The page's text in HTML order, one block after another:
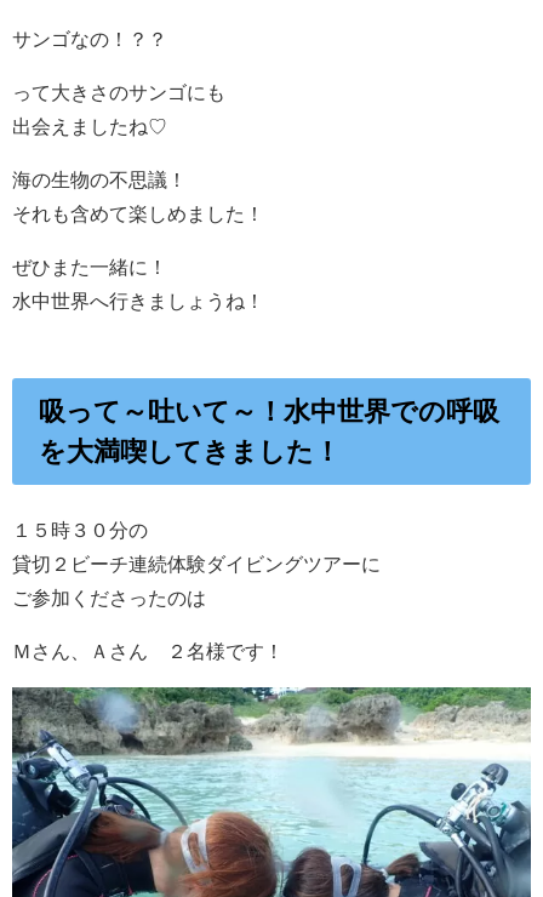
サンゴなの！？？
って大きさのサンゴにも
出会えましたね♡
海の生物の不思議！
それも含めて楽しめました！
ぜひまた一緒に！
水中世界へ行きましょうね！
吸って～吐いて～！水中世界での呼吸
を大満喫してきました！
１５時３０分の
貸切２ビーチ連続体験ダイビングツアーに
ご参加くださったのは
Ｍさん、Ａさん ２名様です！